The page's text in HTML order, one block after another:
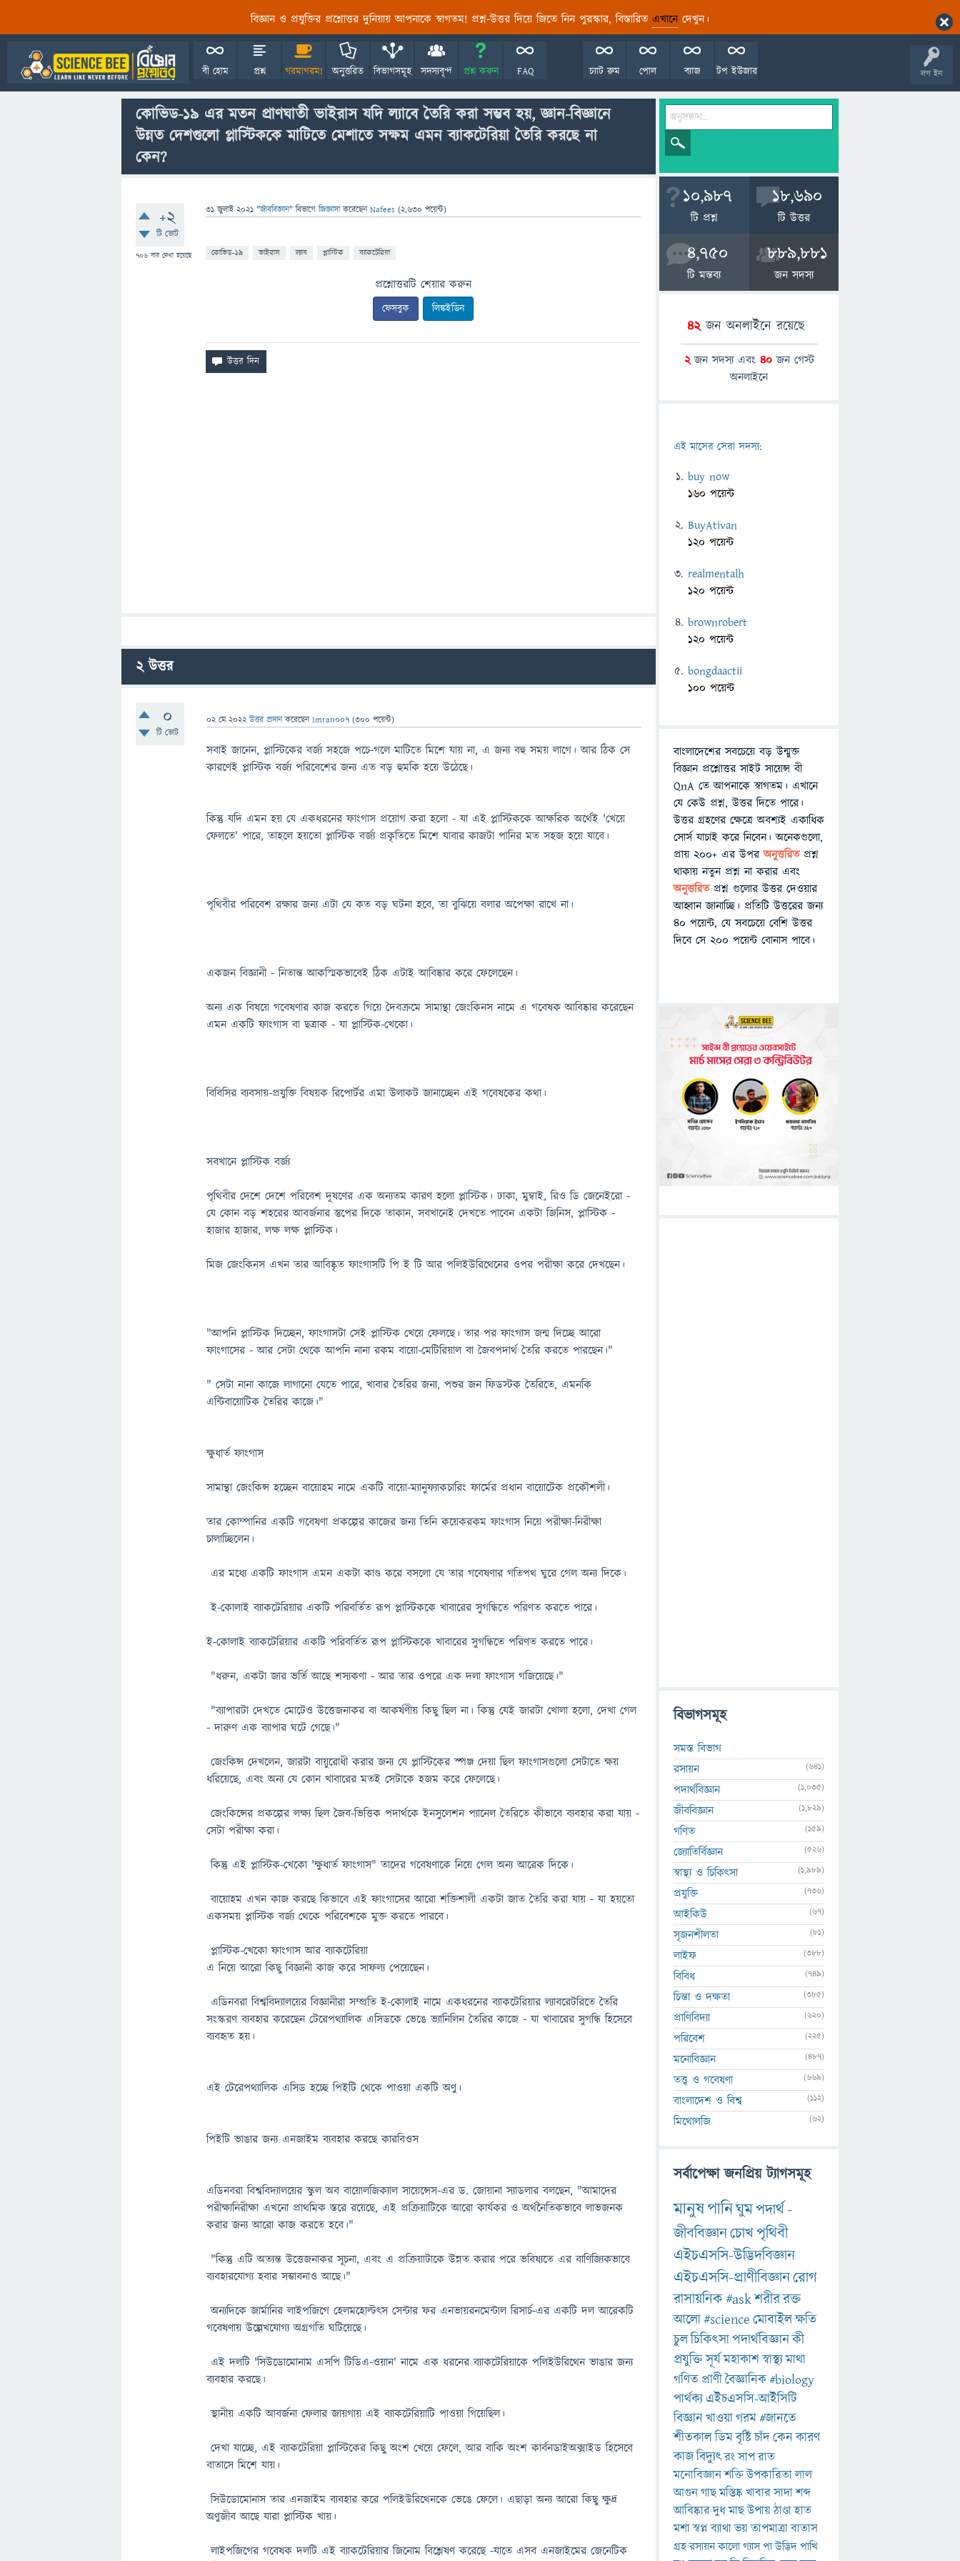
বিজ্ঞান ও প্রযুক্তির প্রশ্নোত্তর দুনিয়ায় আপনাকে স্বাগতম! প্রশ্ন-উত্তর দিয়ে জিতে নিন পুরস্কার, বিস্তারিত এখানেদেখুন।
লগ ইন
বী হোম প্রশ্ন গরমাগরম! অনুত্তরিত বিভাগসমূহ সদস্যবৃন্দ প্রশ্ন করুন FAQ টপ ইউজার
ব্যাজ
পোল
চ্যাট রুম
কোভিড-১৯ এর মতন প্রাণঘাতী ভাইরাস যদি ল্যাবে তৈরি করা সম্ভব হয়, জ্ঞান-বিজ্ঞানে
উন্নত দেশগুলো প্লাস্টিককে মাটিতে মেশাতে সক্ষম এমন ব্যাকটেরিয়া তৈরি করছে না
কেন?
+2
টি ভোট
706 বার দেখা হয়েছে
31 জুলাই 2021 "জীববিজ্ঞান" বিভাগে জিজ্ঞাসাকরেছেনNafees (2,630 পয়েন্ট)
কোভিড-১৯ ভাইরাস ল্যাব প্লাস্টিক ব্যাকটেরিয়া
প্রশ্নোত্তরটি শেয়ার করুন
ফেসবুক লিঙ্কইডিন
2উত্তর
0
টি ভোট
02 মে 2022 উত্তর প্রদান করেছেনImran007 (300 পয়েন্ট)
সবাই জানেন, প্লাস্টিকের বর্জ্য সহজে পচে-গলে মাটিতে মিশে যায় না, এ জন্য বহু সময় লাগে। আর ঠিক সে
কারণেই প্লাস্টিক বর্জ্য পরিবেশের জন্য এত বড় হুমকি হয়ে উঠেছে।
কিন্তু যদি এমন হয় যে একধরনের ফাংগাস প্রয়োগ করা হলো - যা এই প্লাস্টিককে আক্ষরিক অর্থেই 'খেয়ে
ফেলতে' পারে, তাহলে হয়তো প্লাস্টিক বর্জ্য প্রকৃতিতে মিশে যাবার কাজটা পানির মত সহজ হয়ে যাবে।
পৃথিবীর পরিবেশ রক্ষার জন্য এটা যে কত বড় ঘটনা হবে, তা বুঝিয়ে বলার অপেক্ষা রাখে না।
একজন বিজ্ঞানী - নিতান্ত আকস্মিকভাবেই ঠিক এটাই আবিষ্কার করে ফেলেছেন।
অন্য এক বিষয়ে গবেষণার কাজ করতে গিয়ে দৈবক্রমে সামান্থা জেংকিনস নামে এ গবেষক আবিষ্কার করেছেন
এমন একটি ফাংগাস বা ছত্রাক - যা প্লাস্টিক-খেকো।
বিবিসির ব্যবসায়-প্রযুক্তি বিষয়ক রিপোর্টর এমা উলাকট জানাচ্ছেন এই গবেষকের কথা।
সবখানে প্লাস্টিক বর্জ্য
পৃথিবীর দেশে দেশে পরিবেশ দূষণের এক অন্যতম কারণ হলো প্লাস্টিক। ঢাকা, মুম্বাই, রিও ডি জেনেইরো -
যে কোন বড় শহরের আবর্জনার স্তুপের দিকে তাকান, সবখানেই দেখতে পাবেন একটা জিনিস, প্লাস্টিক -
হাজার হাজার, লক্ষ লক্ষ প্লাস্টিক।
মিজ জেংকিনস এখন তার আবিষ্কৃত ফাংগাসটি পি ই টি আর পলিইউরিথেনের ওপর পরীক্ষা করে দেখছেন।
"আপনি প্লাস্টিক দিচ্ছেন, ফাংগাসটা সেই প্লাস্টিক খেয়ে ফেলছে। তার পর ফাংগাস জন্ম দিচ্ছে আরো
ফাংগাসের - আর সেটা থেকে আপনি নানা রকম বায়ো-মেটিরিয়াল বা জৈবপদার্থ তৈরি করতে পারছেন।"
" সেটা নানা কাজে লাগানো যেতে পারে, খাবার তৈরির জন্য, পশুর জন ফিডস্টক তৈরিতে, এমনকি
এন্টিবায়োটিক তৈরির কাজে।"
ক্ষুধার্ত ফাংগাস
সামান্থা জেংকিন্স হচ্ছেন বায়োহম নামে একটি বায়ো-ম্যানুফ্যাকচারিং ফার্মের প্রধান বায়োটেক প্রকৌশলী।
তার কোম্পানির একটি গবেষণা প্রকল্পের কাজের জন্য তিনি কয়েকরকম ফাংগাস নিয়ে পরীক্ষা-নিরীক্ষা
চালাচ্ছিলেন।
এর মধ্যে একটি ফাংগাস এমন একটা কাণ্ড করে বসলো যে তার গবেষণার গতিপথ ঘুরে গেল অন্য দিকে।
ই-কোলাই ব্যাকটেরিয়ার একটি পরিবর্তিত রূপ প্লাস্টিককে খাবারের সুগন্ধিতে পরিণত করতে পারে।
ই-কোলাই ব্যাকটেরিয়ার একটি পরিবর্তিত রূপ প্লাস্টিককে খাবারের সুগন্ধিতে পরিণত করতে পারে।
"ধরুন, একটা জার ভর্তি আছে শস্যকণা - আর তার ওপরে এক দলা ফাংগাস গজিয়েছে।"
"ব্যাপারটা দেখতে মোটেও উত্তেজনাকর বা আকর্ষণীয় কিছু ছিল না। কিন্তু যেই জারটা খোলা হলো, দেখা গেল
- দারুণ এক ব্যাপার ঘটে গেছে।"
জেংকিন্স দেখলেন, জারটা বায়ুরোধী করার জন্য যে প্লাস্টিকের স্পঞ্জ দেয়া ছিল ফাংগাসগুলো সেটাতে ক্ষয়
ধরিয়েছে, এবং অন্য যে কোন খাবারের মতই সেটাকে হজম করে ফেলেছে।
জেংকিন্সের প্রকল্পের লক্ষ্য ছিল জৈব-ভিত্তিক পদার্থকে ইনসুলেশন প্যানেল তৈরিতে কীভাবে ব্যবহার করা যায় -
সেটা পরীক্ষা করা।
কিন্তু এই প্লাস্টিক-খেকো 'ক্ষুধার্ত ফাংগাস" তাদের গবেষণাকে নিয়ে গেল অন্য আরেক দিকে।
বায়োহম এখন কাজ করছে কিভাবে এই ফাংগাসের আরো শক্তিশালী একটা জাত তৈরি করা যায় - যা হয়তো
একসময় প্লাস্টিক বর্জ্য থেকে পরিবেশকে মুক্ত করতে পারবে।
প্লাস্টিক-খেকো ফাংগাস আর ব্যাকটেরিয়া
এ নিয়ে আরো কিছু বিজ্ঞানী কাজ করে সাফল্য পেয়েছেন।
এডিনবরা বিশ্ববিদ্যালয়ের বিজ্ঞানীরা সম্প্রতি ই-কোলাই নামে একধরনের ব্যাকটেরিয়ার ল্যাবরেটরিতে তৈরি
সংস্করণ ব্যবহার করেছেন টেরেপথ্যালিক এসিডকে ভেঙে ভ্যানিলিন তৈরির কাজে - যা খাবারের সুগন্ধি হিসেবে
ব্যবহৃত হয়।
এই টেরেপথ্যালিক এসিড হচ্ছে পিইটি থেকে পাওয়া একটি অণু।
পিইটি ভাঙার জন্য এনজাইম ব্যবহার করছে কারবিওস
এডিনবরা বিশ্ববিদ্যালয়ের স্কুল অব বায়োলজিক্যাল সায়েন্সেস-এর ড. জোয়ানা স্যাডলার বলছেন, "আমাদের
পরীক্ষানিরীক্ষা এখনো প্রাথমিক স্তরে রয়েছে, এই প্রক্রিয়াটিকে আরো কার্যকর ও অর্থনৈতিকভাবে লাভজনক
করার জন্য আরো কাজ করতে হবে।"
"কিন্তু এটি অত্যন্ত উত্তেজনাকর সূচনা, এবং এ প্রক্রিয়াটাকে উন্নত করার পরে ভবিষ্যতে এর বাণিজ্যিকভাবে
ব্যবহারযোগ্য হবার সম্ভাবনাও আছে।"
অন্যদিকে জার্মানির লাইপজিগে হেলমহোল্টৎস সেন্টার ফর এনভায়রনমেন্টাল রিসার্চ-এর একটি দল আরেকটি
গবেষণায় উল্লেখযোগ্য অগ্রগতি ঘটিয়েছে।
এই দলটি 'সিউডোমোনাম এসপি টিডিএ-ওয়ান' নামে এক ধরনের ব্যাকটেরিয়াকে পলিইউরিথেন ভাঙার জন্য
ব্যবহার করছে।
স্থানীয় একটি আবর্জনা ফেলার জায়গায় এই ব্যাকটেরিয়াটি পাওয়া গিয়েছিল।
দেখা যাচ্ছে, এই ব্যাকটেরিয়া প্লাস্টিকের কিছু অংশ খেয়ে ফেলে, আর বাকি অংশ কার্বনডাইঅক্সাইড হিসেবে
বাতাসে মিশে যায়।
সিউডোমোনাস তার এনজাইম ব্যবহার করে পলিইউরিথেনকে ভেঙে ফেলে। এছাড়া অন্য আরো কিছু ক্ষুদ্র
অণুজীব আছে যারা প্লাস্টিক খায়।
লাইপজিগের গবেষক দলটি এই ব্যাকটেরিয়ার জিনোম বিশ্লেষণ করেছে -যাতে এসব এনজাইমের জেনেটিক
10,987
টি প্রশ্ন
18,690
টি উত্তর
4,750
টি মন্তব্য
889,881
জন সদস্য
42জন অনলাইনে রয়েছে
2জন সদস্য এবং 40জন গেস্ট
অনলাইনে
এই মাসের সেরা সদস্য:
buy now
160 পয়েন্ট
BuyAtivan
120 পয়েন্ট
realmentalh
120 পয়েন্ট
brownrobert
120 পয়েন্ট
bongdaactii
100 পয়েন্ট
বাংলাদেশের সবচেয়ে বড় উন্মুক্ত
বিজ্ঞান প্রশ্নোত্তর সাইট সায়েন্স বী
QnA তে আপনাকে স্বাগতম। এখানে
যে কেউ প্রশ্ন, উত্তর দিতে পারে।
উত্তর গ্রহণের ক্ষেত্রে অবশ্যই একাধিক
সোর্স যাচাই করে নিবেন। অনেকগুলো,
প্রায় ২০০+ এর উপরঅনুত্তরিতপ্রশ্ন
থাকায় নতুন প্রশ্ন না করার এবং
অনুত্তরিত প্রশ্ন গুলোর উত্তর দেওয়ার
আহ্বান জানাচ্ছি। প্রতিটি উত্তরের জন্য
৪০ পয়েন্ট, যে সবচেয়ে বেশি উত্তর
দিবে সে ২০০ পয়েন্ট বোনাস পাবে।
বিভাগসমূহ
সমস্ত বিভাগ
রসায়ন
(641)
পদার্থবিজ্ঞান (1,035)
জীববিজ্ঞান (1,829)
গণিত (159)
জ্যোতির্বিজ্ঞান (526)
স্বাস্থ্য ও চিকিৎসা (1,989)
প্রযুক্তি (736)
আইকিউ (67)
সৃজনশীলতা (81)
লাইফ (388)
বিবিধ (749)
চিন্তা ও দক্ষতা (385)
প্রাণিবিদ্যা (620)
পরিবেশ (225)
মনোবিজ্ঞান (487)
তত্ত্ব ও গবেষণা (669)
বাংলাদেশ ও বিশ্ব (112)
মিথোলজি (62)
সর্বাপেক্ষা জনপ্রিয় ট্যাগসমূহ
মানুষপানিঘুমপদার্থ-
জীববিজ্ঞানচোখপৃথিবী
এইচএসসি-উদ্ভিদবিজ্ঞান
এইচএসসি-প্রাণীবিজ্ঞানরোগ
রাসায়নিক#askশরীররক্ত
আলো#scienceমোবাইলক্ষতি
চুলচিকিৎসাপদার্থবিজ্ঞানকী
প্রযুক্তিসূর্যমহাকাশস্বাস্থ্যমাথা
গণিত প্রাণীবৈজ্ঞানিক#biology
পার্থক্য এইচএসসি-আইসিটি
বিজ্ঞানখাওয়াগরম#জানতে
শীতকালডিমবৃষ্টিচাঁদকেনকারণ
কাজবিদ্যুৎরংসাপরাত
মনোবিজ্ঞানশক্তিউপকারিতালাল
আগুনগাছমস্তিষ্কখাবারসাদাশব্দ
আবিষ্কারদুধমাছউপায়ঠাণ্ডাহাত
মশাস্বপ্নব্যাথাভয়তাপমাত্রাবাতাস
গ্রহরসায়নকালোগ্যাসপাউদ্ভিদপাখি